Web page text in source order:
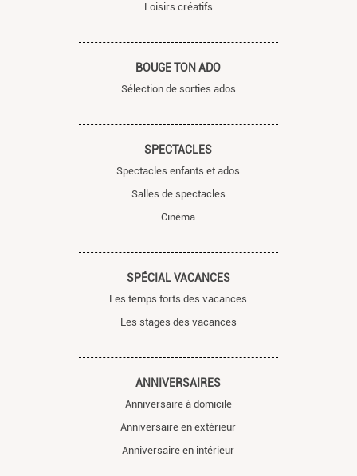
Loisirs créatifs
BOUGE TON ADO
Sélection de sorties ados
SPECTACLES
Spectacles enfants et ados
Salles de spectacles
Cinéma
SPÉCIAL VACANCES
Les temps forts des vacances
Les stages des vacances
ANNIVERSAIRES
Anniversaire à domicile
Anniversaire en extérieur
Anniversaire en intérieur